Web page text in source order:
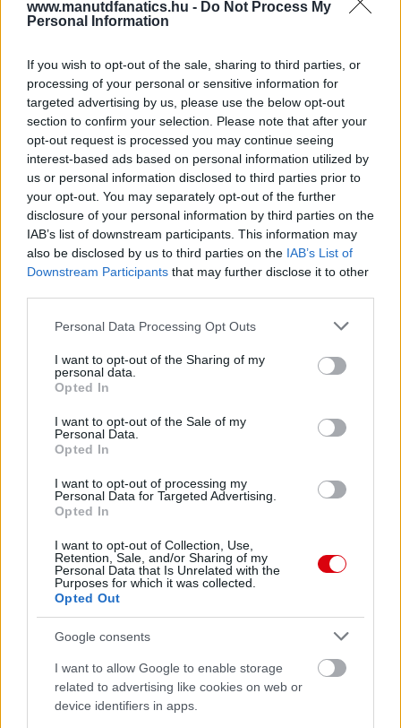
www.manutdfanatics.hu - Do Not Process My
Personal Information
If you wish to opt-out of the sale, sharing to third parties, or
processing of your personal or sensitive information for
targeted advertising by us, please use the below opt-out
section to confirm your selection. Please note that after your
opt-out request is processed you may continue seeing
interest-based ads based on personal information utilized by
us or personal information disclosed to third parties prior to
your opt-out. You may separately opt-out of the further
disclosure of your personal information by third parties on the
IAB’s list of downstream participants. This information may
also be disclosed by us to third parties on the IAB’s List of
Downstream Participants that may further disclose it to other
Please note that this website/app uses one or more Google
not limited to your visit or usage behaviour. You may click to
grant or deny consent to Google and its third-party tags to
use your data for below specified purposes in below Google
consent section.
Personal Data Processing Opt Outs
I want to opt-out of the Sharing of my
personal data.
Opted In
I want to opt-out of the Sale of my
Personal Data.
Opted In
I want to opt-out of processing my
Personal Data for Targeted Advertising.
Opted In
I want to opt-out of Collection, Use,
Retention, Sale, and/or Sharing of my
Personal Data that Is Unrelated with the
Purposes for which it was collected.
Opted Out
Google consents
I want to allow Google to enable storage
related to advertising like cookies on web or
device identifiers in apps.
Meccs Center
Paris Saint-Germainvs